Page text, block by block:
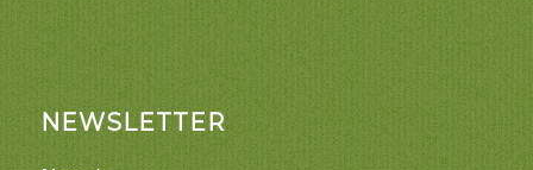
NEWSLETTER